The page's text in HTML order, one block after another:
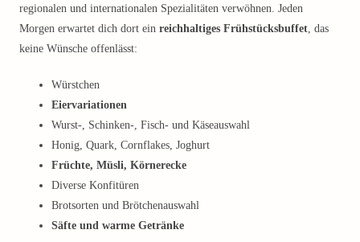
regionalen und internationalen Spezialitäten verwöhnen. Jeden
Morgen erwartet dich dort ein reichhaltiges Frühstücksbuffet, das
keine Wünsche offenlässt:
Würstchen
Eiervariationen
Wurst-, Schinken-, Fisch- und Käseauswahl
Honig, Quark, Cornflakes, Joghurt
Früchte, Müsli, Körnerecke
Diverse Konfitüren
Brotsorten und Brötchenauswahl
Säfte und warme Getränke